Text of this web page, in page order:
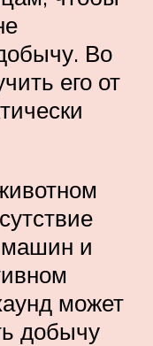
Во
его от
машин и
может
добычу